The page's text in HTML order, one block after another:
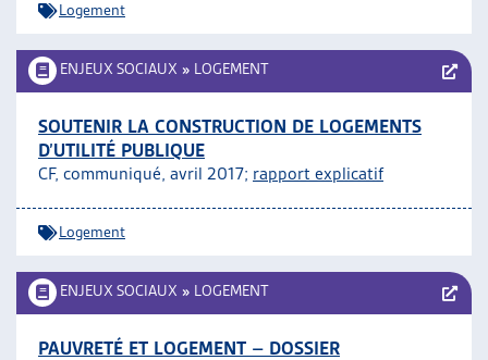
Logement
ENJEUX SOCIAUX » LOGEMENT
SOUTENIR LA CONSTRUCTION DE LOGEMENTS
D’UTILITÉ PUBLIQUE
CF, communiqué, avril 2017; rapport explicatif
Logement
ENJEUX SOCIAUX » LOGEMENT
PAUVRETÉ ET LOGEMENT – DOSSIER